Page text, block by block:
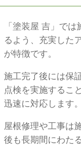
「塗装屋 吉」で
るよう、充実した
が特徴です。
施工完了後には保
点検を実施するこ
迅速に対応します。
屋根修理や工事は
後も長期間にわた